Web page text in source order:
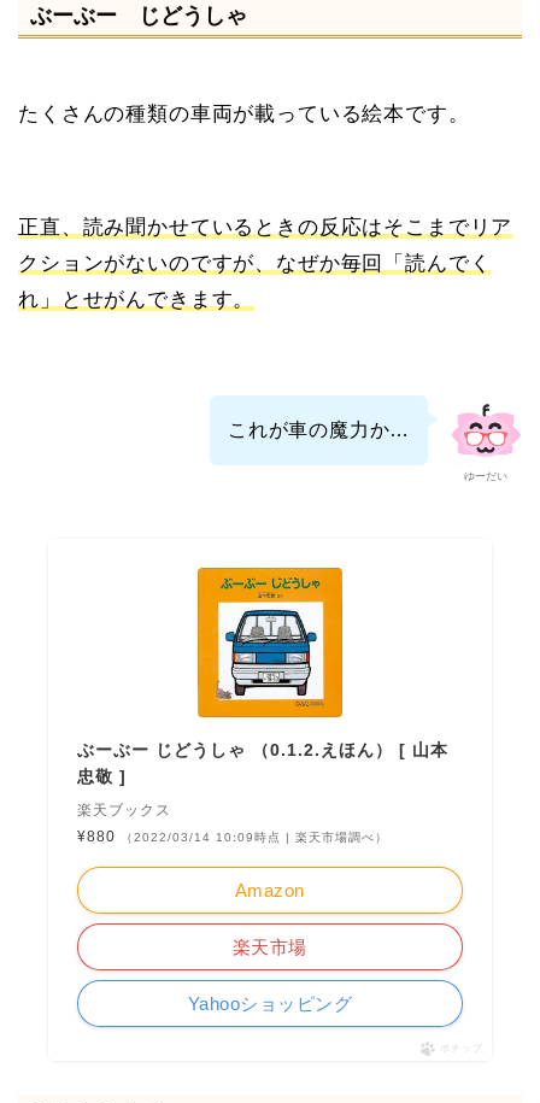
ぶーぶー じどうしゃ
たくさんの種類の車両が載っている絵本です。
正直、読み聞かせているときの反応はそこまでリア
クションがないのですが、なぜか毎回「読んでく
れ」とせがんできます。
ゆーだい
これが車の魔力か…
ぶーぶー じどうしゃ （0.1.2.えほん） [ 山本
忠敬 ]
楽天ブックス
¥880
（2022/03/14 10:09時点 | 楽天市場調べ）
Amazon
楽天市場
Yahooショッピング
ポチップ